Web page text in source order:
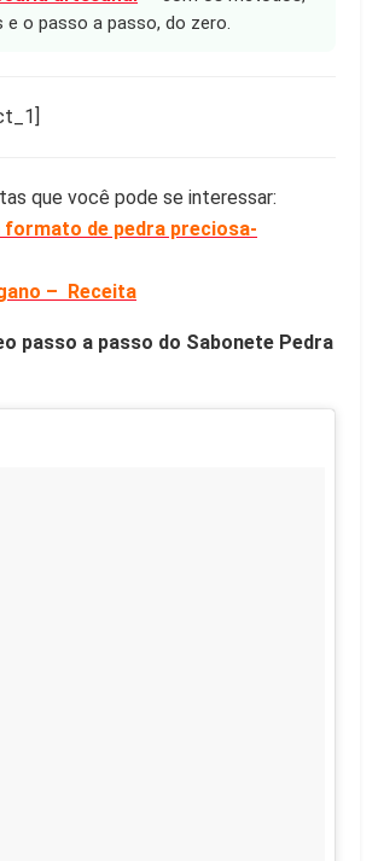
e o passo a passo, do zero.
que você pode se interessar:
formato de pedra preciosa-
– Receita
passo a passo do Sabonete Pedra